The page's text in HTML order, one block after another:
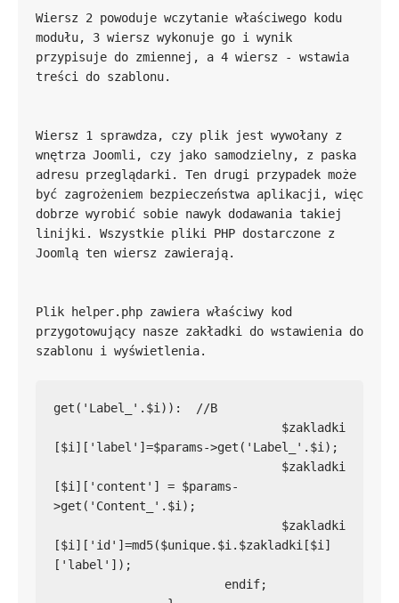
Wiersz 2 powoduje wczytanie właściwego kodu
modułu, 3 wiersz wykonuje go i wynik
przypisuje do zmiennej, a 4 wiersz - wstawia
Wiersz 1 sprawdza, czy plik jest wywołany z
wnętrza Joomli, czy jako samodzielny, z paska
adresu przeglądarki. Ten drugi przypadek może
być zagrożeniem bezpieczeństwa aplikacji, więc
dobrze wyrobić sobie nawyk dodawania takiej
linijki. Wszystkie pliki PHP dostarczone z
Plik helper.php zawiera właściwy kod
przygotowujący nasze zakładki do wstawienia do
get('Label_'.$i)):  //B
[$i]['label']=$params->get('Label_'.$i);
[$i]['content'] = $params-
>get('Content_'.$i);
[$i]['id']=md5($unique.$i.$zakladki[$i]
['label']);